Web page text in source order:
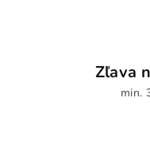
Zľava
min.